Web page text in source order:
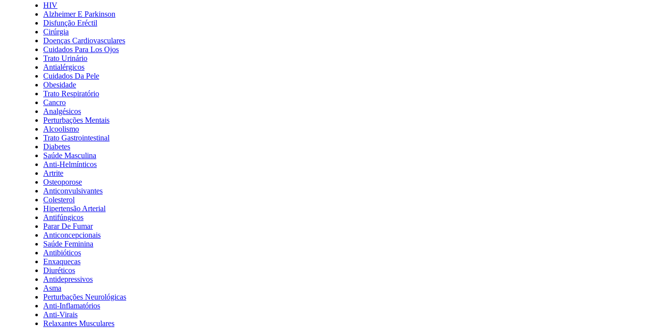
HIV
Alzheimer E Parkinson
Disfunção Eréctil
Cirúrgia
Doenças Cardiovasculares
Cuidados Para Los Ojos
Trato Urinário
Antialérgicos
Cuidados Da Pele
Obesidade
Trato Respiratório
Cancro
Analgésicos
Perturbações Mentais
Alcoolismo
Trato Gastrointestinal
Diabetes
Saúde Masculina
Anti-Helmínticos
Artrite
Osteoporose
Anticonvulsivantes
Colesterol
Hipertensão Arterial
Antifúngicos
Parar De Fumar
Anticoncepcionais
Saúde Feminina
Antibióticos
Enxaquecas
Diuréticos
Antidepressivos
Asma
Perturbações Neurológicas
Anti-Inflamatórios
Anti-Virais
Relaxantes Musculares